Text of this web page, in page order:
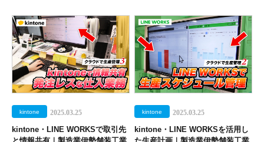
kintone 2025.03.25
kintone・LINE WORKSで取引先
kintone 2025.03.25
kintone・LINE WORKSを活用し